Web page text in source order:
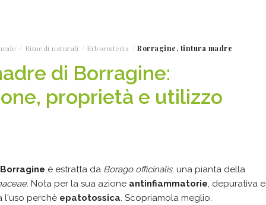
Rimedi naturali Erboristeria Borragine, tintura madre
di Borragine:
proprietà e utilizzo
è estratta da Borago officinalis, una pianta della
. Nota per la sua azione antinfiammatorie, depurativa e
l'uso perchè epatotossica. Scopriamola meglio.